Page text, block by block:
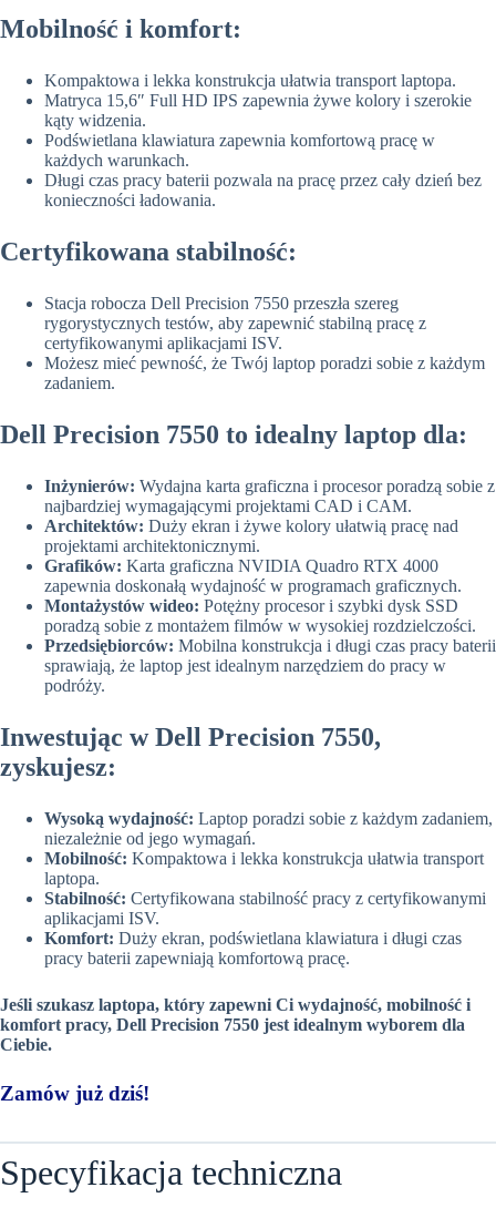
Mobilność i komfort:
Kompaktowa i lekka konstrukcja ułatwia transport laptopa.
Matryca 15,6″ Full HD IPS zapewnia żywe kolory i szerokie
kąty widzenia.
Podświetlana klawiatura zapewnia komfortową pracę w
każdych warunkach.
Długi czas pracy baterii pozwala na pracę przez cały dzień bez
konieczności ładowania.
Certyfikowana stabilność:
Stacja robocza Dell Precision 7550 przeszła szereg
rygorystycznych testów, aby zapewnić stabilną pracę z
certyfikowanymi aplikacjami ISV.
Możesz mieć pewność, że Twój laptop poradzi sobie z każdym
zadaniem.
Dell Precision 7550 to idealny laptop dla:
Inżynierów: Wydajna karta graficzna i procesor poradzą sobie z
najbardziej wymagającymi projektami CAD i CAM.
Architektów: Duży ekran i żywe kolory ułatwią pracę nad
projektami architektonicznymi.
Grafików: Karta graficzna NVIDIA Quadro RTX 4000
zapewnia doskonałą wydajność w programach graficznych.
Montażystów wideo: Potężny procesor i szybki dysk SSD
poradzą sobie z montażem filmów w wysokiej rozdzielczości.
Przedsiębiorców: Mobilna konstrukcja i długi czas pracy baterii
sprawiają, że laptop jest idealnym narzędziem do pracy w
podróży.
Inwestując w Dell Precision 7550,
zyskujesz:
Wysoką wydajność: Laptop poradzi sobie z każdym zadaniem,
niezależnie od jego wymagań.
Mobilność: Kompaktowa i lekka konstrukcja ułatwia transport
laptopa.
Stabilność: Certyfikowana stabilność pracy z certyfikowanymi
aplikacjami ISV.
Komfort: Duży ekran, podświetlana klawiatura i długi czas
pracy baterii zapewniają komfortową pracę.
Jeśli szukasz laptopa, który zapewni Ci wydajność, mobilność i
komfort pracy, Dell Precision 7550 jest idealnym wyborem dla
Ciebie.
Zamów już dziś!
Specyfikacja techniczna